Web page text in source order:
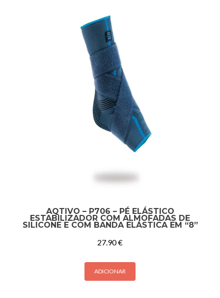
AQTIVO – P706 – PÉ ELÁSTICO
ESTABILIZADOR COM ALMOFADAS DE
SILICONE E COM BANDA ELÁSTICA EM “8”
27.90€
ADICIONAR